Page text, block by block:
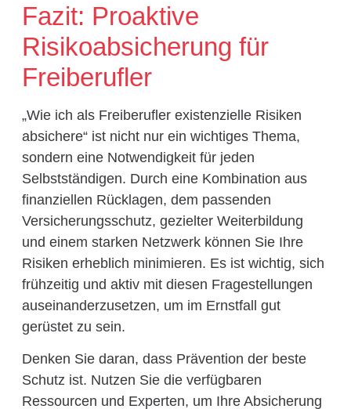
Fazit: Proaktive
Risikoabsicherung für
Freiberufler
„Wie ich als Freiberufler existenzielle Risiken
absichere“ ist nicht nur ein wichtiges Thema,
sondern eine Notwendigkeit für jeden
Selbstständigen. Durch eine Kombination aus
finanziellen Rücklagen, dem passenden
Versicherungsschutz, gezielter Weiterbildung
und einem starken Netzwerk können Sie Ihre
Risiken erheblich minimieren. Es ist wichtig, sich
frühzeitig und aktiv mit diesen Fragestellungen
auseinanderzusetzen, um im Ernstfall gut
gerüstet zu sein.
Denken Sie daran, dass Prävention der beste
Schutz ist. Nutzen Sie die verfügbaren
Ressourcen und Experten, um Ihre Absicherung